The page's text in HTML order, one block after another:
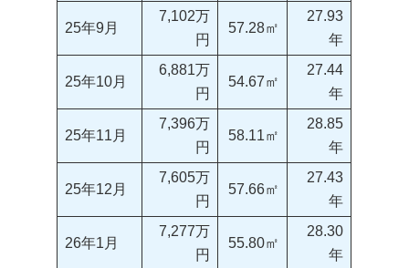
25年9月
7,102万
円
57.28㎡
27.93
年
25年10月
6,881万
円
54.67㎡
27.44
年
25年11月
7,396万
円
58.11㎡
28.85
年
25年12月
7,605万
円
57.66㎡
27.43
年
26年1月
7,277万
円
55.80㎡
28.30
年